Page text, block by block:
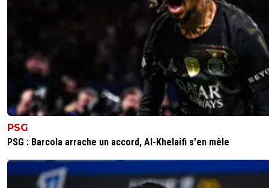
PSG
PSG : Barcola arrache un accord, Al-Khelaifi s'en mêle